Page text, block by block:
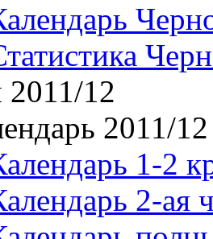
2011/12
2011/12
1-2
2-ая